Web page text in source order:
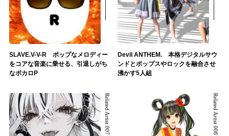
SLAVE.V-V-R ポップなメロディー
をコアな音楽に乗せる、引退しがち
なボカロP
Devil ANTHEM. 本格デジタルサウ
ンドとポップスやロックを融合させ
沸かす5人組
Related Artist 007 Related Artist 008